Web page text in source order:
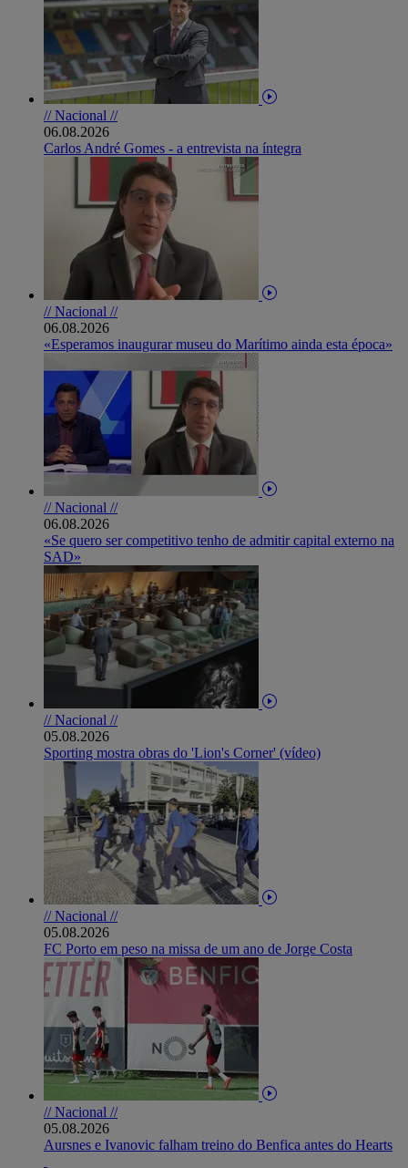
// Nacional //
06.08.2026
Carlos André Gomes - a entrevista na íntegra
// Nacional //
06.08.2026
«Esperamos inaugurar museu do Marítimo ainda esta época»
// Nacional //
06.08.2026
«Se quero ser competitivo tenho de admitir capital externo na
SAD»
// Nacional //
05.08.2026
Sporting mostra obras do 'Lion's Corner' (vídeo)
// Nacional //
05.08.2026
FC Porto em peso na missa de um ano de Jorge Costa
// Nacional //
05.08.2026
Aursnes e Ivanovic falham treino do Benfica antes do Hearts